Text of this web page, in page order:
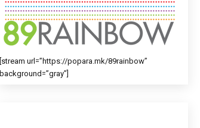
[stream url=”https://popara.mk/89rainbow”
background=”gray”]